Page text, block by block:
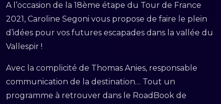
A l’occasion de la 18ème étape du Tour de France
2021, Caroline Segoni vous propose de faire le plein
d’idées pour vos futures escapades dans la vallée du
Vallespir !
Avec la complicité de Thomas Anies, responsable
communication de la destination… Tout un
programme à retrouver dans le RoadBook de